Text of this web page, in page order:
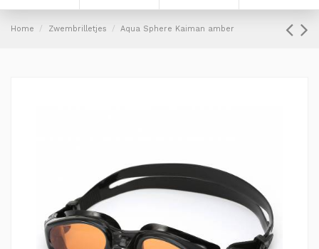
Home Zwembrilletjes Aqua Sphere Kaiman amber